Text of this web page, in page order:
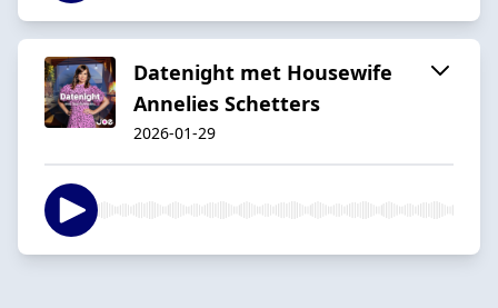
Datenight met Housewife
Annelies Schetters
2026-01-29